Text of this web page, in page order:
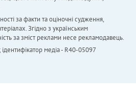
за факти та оціночні судження,
Згідно з українським
за зміст реклами несе рекламодавець.
медіа - R40-05097